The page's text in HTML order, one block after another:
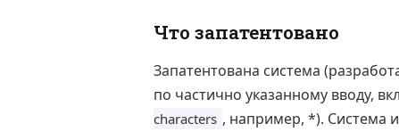
Что запатентовано
Запатентована система
по частично указанному вводу,
characters , например, *). Система